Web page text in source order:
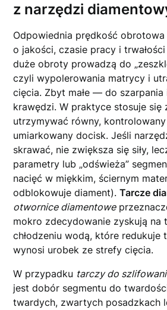
z narzędzi
Odpowiednia prędkość
o jakości, czasie pracy i
duże obroty prowadzą do
czyli wypolerowania matrycy i
cięcia. Zbyt małe — do szarpania
krawędzi. W praktyce stosuje się
utrzymywać równy,
umiarkowany docisk. Jeśli
skrawać, nie zwiększa się siły,
parametry lub „odświeża”
nacięć w miękkim, ściernym
odblokowuje diament).Tarcze
otwornice diamentowe
mokro zdecydowanie zyskują na
chłodzeniu wodą, które redukuje
wynosi urobek ze strefy cięcia.
W przypadku tarczy do
jest dobór segmentu do
twardych, zwartych posadzkach